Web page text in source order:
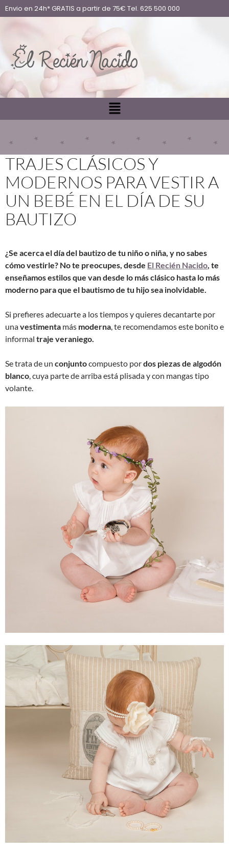
Envio en 24h* GRATIS a partir de 75€ Tel. 625 500 000
TRAJES CLÁSICOS Y
MODERNOS PARA VESTIR A
UN BEBÉ EN EL DÍA DE SU
BAUTIZO
¿Se acerca el día del bautizo de tu niño o niña, y no sabes
cómo vestirle? No te preocupes, desde El Recién Nacido, te
enseñamos estilos que van desde lo más clásico hasta lo más
moderno para que el bautismo de tu hijo sea inolvidable.
Si prefieres adecuarte a los tiempos y quieres decantarte por
unavestimenta más moderna, te recomendamos este bonito e
informal traje veraniego.
Se trata de un conjuntocompuesto pordos piezas de algodón
blanco, cuya parte de arriba está plisada y con mangas tipo
volante.